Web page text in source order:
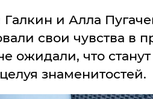
и Алла
свои чувства в
ожидали, что станут
знаменитостей.